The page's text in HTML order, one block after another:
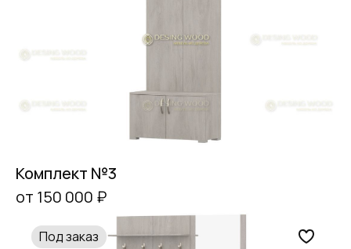
Комплект №3
от 150 000 ₽
Под заказ